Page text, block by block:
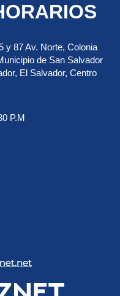
y 87 Av. Norte, Colonia
de San Salvador
El Salvador, Centro
P.M